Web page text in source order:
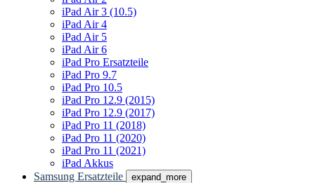
iPad Air 3 (10.5)
iPad Air 4
iPad Air 5
iPad Air 6
iPad Pro Ersatzteile
iPad Pro 9.7
iPad Pro 10.5
iPad Pro 12.9 (2015)
iPad Pro 12.9 (2017)
iPad Pro 11 (2018)
iPad Pro 11 (2020)
iPad Pro 11 (2021)
iPad Akkus
Samsung Ersatzteile
expand_more